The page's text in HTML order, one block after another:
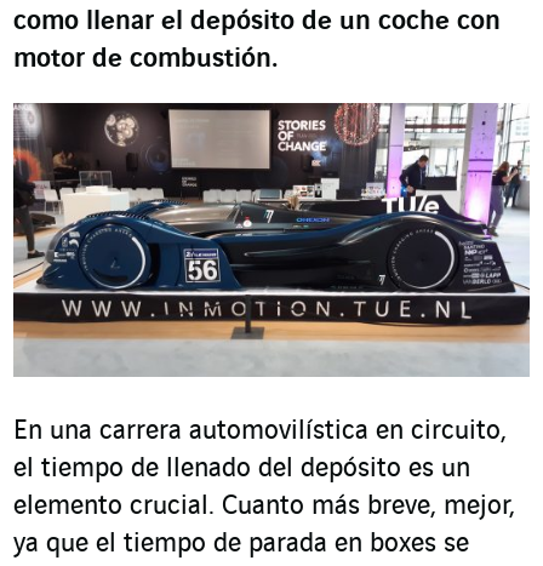
como llenar el depósito de un coche con
motor de combustión.
En una carrera automovilística en circuito,
el tiempo de llenado del depósito es un
elemento crucial. Cuanto más breve, mejor,
ya que el tiempo de parada en boxes se